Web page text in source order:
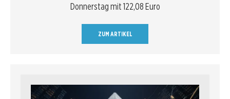
Donnerstag mit 122,08 Euro
ZUM ARTIKEL